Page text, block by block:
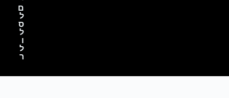
ם
ל
ס
ל
ו
ל
ר